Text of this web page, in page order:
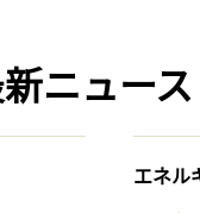
ニュース
エネル